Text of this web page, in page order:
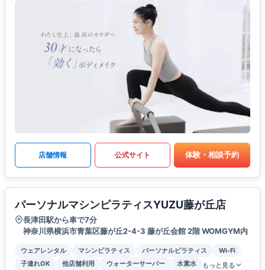
店舗情報 公式サイト 体験・相談予約
パーソナルマシンピラティスYUZU藤が丘店
長津田駅から車で7分
神奈川県横浜市青葉区藤が丘2-4-3 藤が丘会館 2階 WOMGYM内
ウェアレンタル マシンピラティス パーソナルピラティス
Wi-Fi
子連れOK
他店舗利用 ウォーターサーバー 水素水 もっと見る